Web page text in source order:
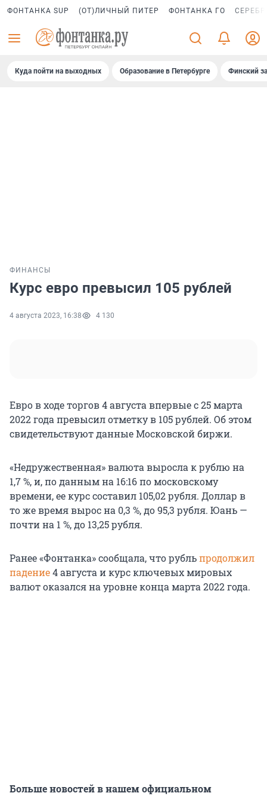
ФОНТАНКА SUP (ОТ)ЛИЧНЫЙ ПИТЕР ФОНТАНКА ГО
Куда пойти на выходных Образование в Петербурге Финский
ФИНАНСЫ
Курс евро превысил 105 рублей
4 августа 2023, 16:38 4 130
Евро в ходе торгов 4 августа впервые с 25 марта
2022 года превысил отметку в 105 рублей. Об этом
свидетельствуют данные Московской биржи.
«Недружественная» валюта выросла к рублю на
1,7 %, и, по данным на 16:16 по московскому
времени, ее курс составил 105,02 рубля. Доллар в
то же время вырос на 0,3 %, до 95,3 рубля. Юань —
почти на 1 %, до 13,25 рубля.
Ранее «Фонтанка» сообщала, что рубльпродолжил
падение4 августа и курс ключевых мировых
валют оказался на уровне конца марта 2022 года.
Больше новостей в нашем официальном